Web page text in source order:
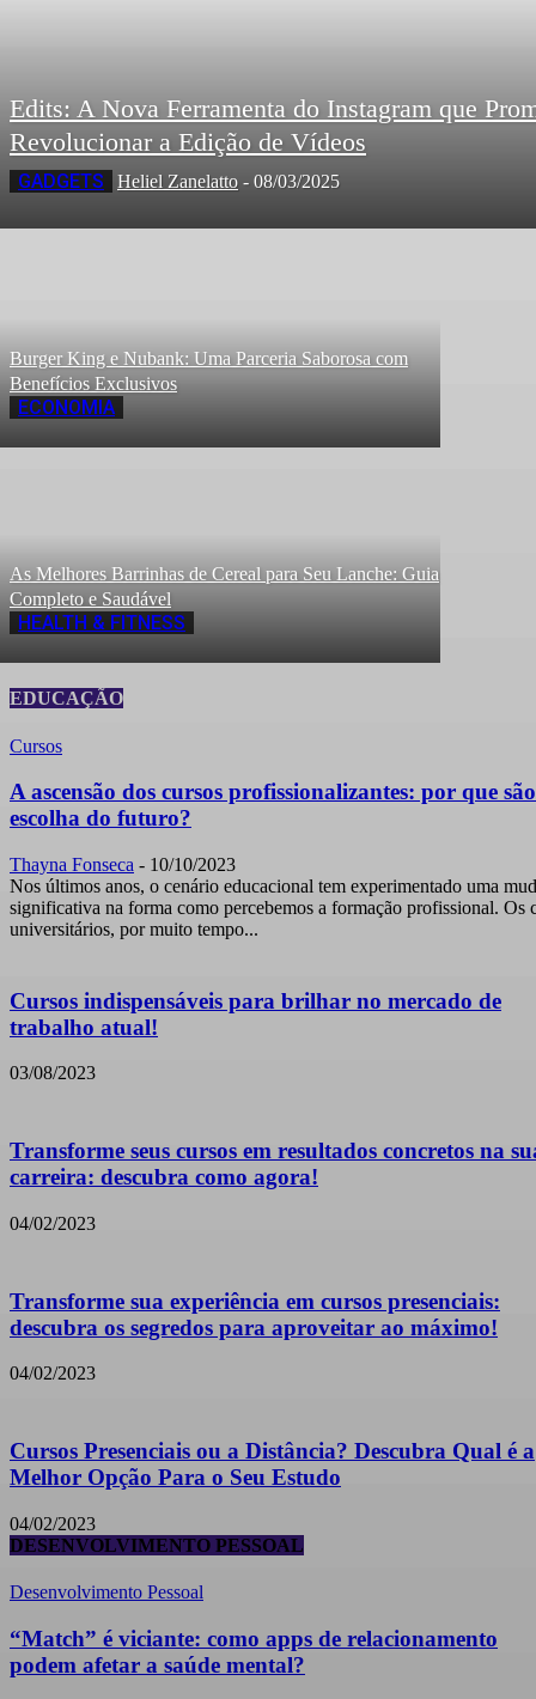
Edits: A Nova Ferramenta do Instagram que
Revolucionar a Edição de Vídeos
GADGETS Heliel Zanelatto - 08/03/2025
Burger King e Nubank: Uma Parceria Saborosa com
Benefícios Exclusivos
ECONOMIA
As Melhores Barrinhas de Cereal para Seu Lanche: Guia
Completo e Saudável
HEALTH & FITNESS
EDUCAÇÃO
Cursos
A ascensão dos cursos profissionalizantes: por que
escolha do futuro?
Thayna Fonseca - 10/10/2023
Nos últimos anos, o cenário educacional tem experimentado uma
significativa na forma como percebemos a formação profissional. Os
universitários, por muito tempo...
Cursos indispensáveis para brilhar no mercado de
trabalho atual!
03/08/2023
Transforme seus cursos em resultados concretos na
carreira: descubra como agora!
04/02/2023
Transforme sua experiência em cursos presenciais:
descubra os segredos para aproveitar ao máximo!
04/02/2023
Cursos Presenciais ou a Distância? Descubra Qual é a
Melhor Opção Para o Seu Estudo
04/02/2023
DESENVOLVIMENTO PESSOAL
Desenvolvimento Pessoal
“Match” é viciante: como apps de relacionamento
podem afetar a saúde mental?